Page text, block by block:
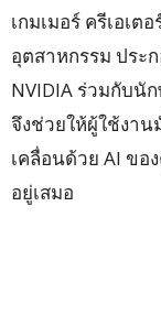
เกมเมอร์ ครีเอเ
อุตสาหกรรม ประ
NVIDIA ร่วมกับ
จึงช่วยให้ผู้ใช้งา
เคลื่อนด้วย AI ขอ
อยู่เสมอ